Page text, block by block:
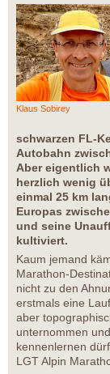
Klaus Sobirey
schwarzen FL-
Autobahn
Aber eigentlich
herzlich wenig
einmal 25 km
Europas
und seine
kultiviert.
Kaum jemand
Marathon-
nicht zu den
erstmals eine
aber
unternommen
kennenlernen
LGT Alpin